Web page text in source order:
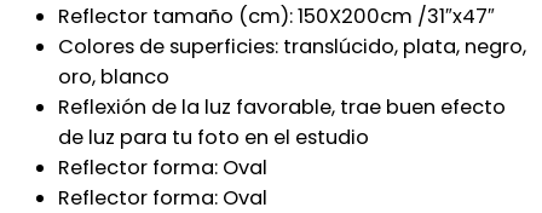
Reflector tamaño (cm): 150X200cm /31″x47″
Colores de superficies: translúcido, plata, negro,
oro, blanco
Reflexión de la luz favorable, trae buen efecto
de luz para tu foto en el estudio
Reflector forma: Oval
Reflector forma: Oval